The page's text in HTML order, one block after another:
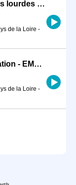
Ingénieur mécanique Manutentions lourdes confirmé H/F
de la Loire -
Dessinateur projeteur industrialisation - EMR H/F
de la Loire -